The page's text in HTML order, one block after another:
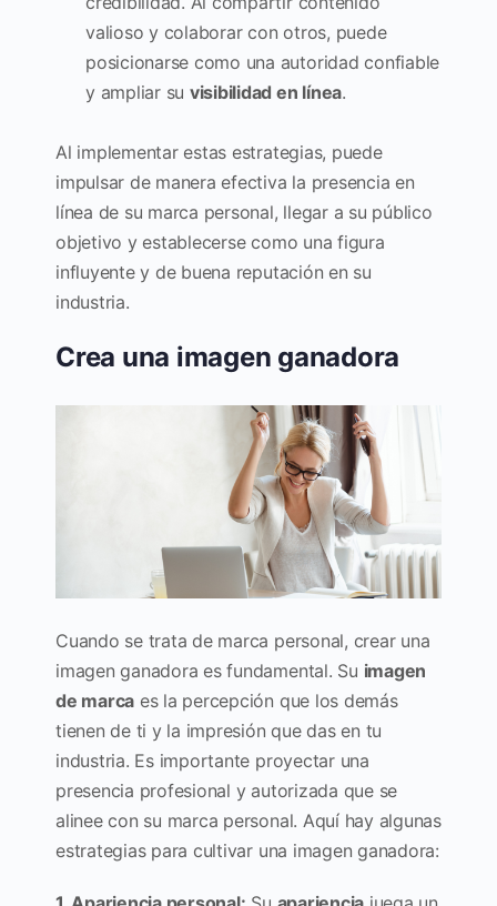
valioso y colaborar con otros, puede
posicionarse como una autoridad confiable
y ampliar su visibilidad en línea.
Al implementar estas estrategias, puede
impulsar de manera efectiva la presencia en
línea de su marca personal, llegar a su público
objetivo y establecerse como una figura
influyente y de buena reputación en su
industria.
Crea una imagen ganadora
Cuando se trata de marca personal, crear una
imagen ganadora es fundamental. Su imagen
de marca es la percepción que los demás
tienen de ti y la impresión que das en tu
industria. Es importante proyectar una
presencia profesional y autorizada que se
alinee con su marca personal. Aquí hay algunas
estrategias para cultivar una imagen ganadora: